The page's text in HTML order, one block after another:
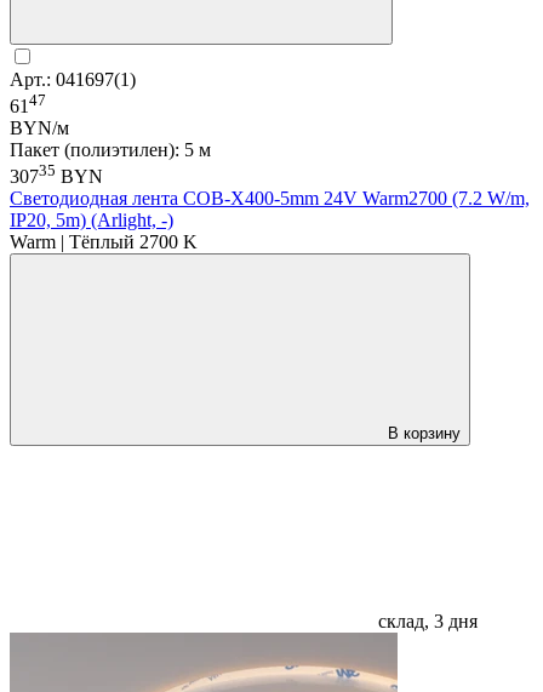
Арт.: 041697(1)
61 47
BYN/м
Пакет (полиэтилен): 5 м
30735 BYN
Светодиодная лента COB-X400-5mm 24V Warm2700 (7.2 W/m,
IP20, 5m) (Arlight, -)
Warm | Тёплый 2700 K
В корзину
склад, 3 дня